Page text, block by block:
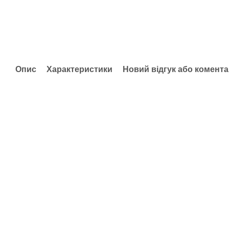
Опис Характеристики Новий відгук або